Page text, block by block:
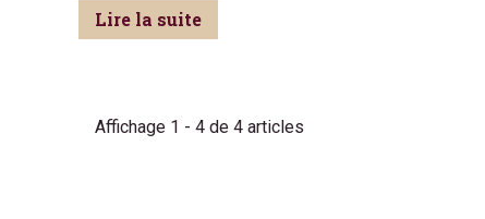
Lire la suite
Affichage 1 - 4 de 4 articles